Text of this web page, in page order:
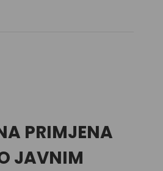
PRIMJENA
JAVNIM